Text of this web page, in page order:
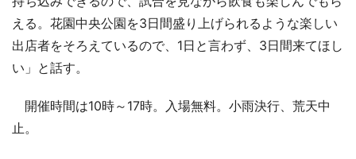
える。花園中央公園を3日間盛り上げられるような楽しい
出店者をそろえているので、1日と言わず、3日間来てほし
い」と話す。
開催時間は10時～17時。入場無料。小雨決行、荒天中
止。